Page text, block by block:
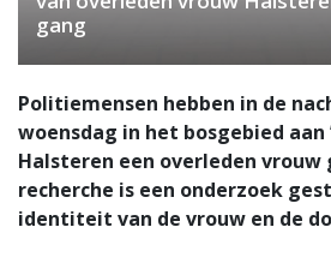
gang
Politiemensen hebben in de
woensdag in het bosgebied aan
Halsteren een overleden vrouw
recherche is een onderzoek
identiteit van de vrouw en de